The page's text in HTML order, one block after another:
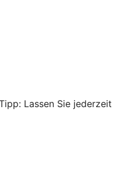
Lassen Sie jederzeit